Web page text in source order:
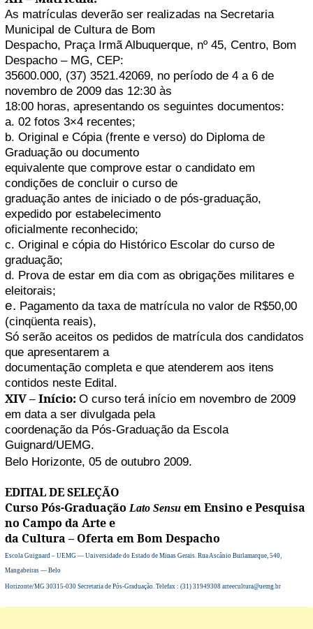
As matrículas deverão ser realizadas na Secretaria
Municipal de Cultura de Bom
Despacho, Praça Irmã Albuquerque, nº 45, Centro, Bom
Despacho – MG, CEP:
35600.000, (37) 3521.42069, no período de 4 a 6 de
novembro de 2009 das 12:30 às
18:00 horas, apresentando os seguintes documentos:
a. 02 fotos 3×4 recentes;
b. Original e Cópia (frente e verso) do Diploma de
Graduação ou documento
equivalente que comprove estar o candidato em
condições de concluir o curso de
graduação antes de iniciado o de pós-graduação,
expedido por estabelecimento
oficialmente reconhecido;
c. Original e cópia do Histórico Escolar do curso de
graduação;
d. Prova de estar em dia com as obrigações militares e
eleitorais;
e. Pagamento da taxa de matrícula no valor de R$50,00
(cinqüenta reais),
Só serão aceitos os pedidos de matrícula dos candidatos
que apresentarem a
documentação completa e que atenderem aos itens
contidos neste Edital.
XIV – Início: O curso terá início em novembro de 2009
em data a ser divulgada pela
coordenação da Pós-Graduação da Escola
Guignard/UEMG.
Belo Horizonte, 05 de outubro 2009.
EDITAL DE SELEÇÃO
Curso Pós-Graduação Lato Sensu em Ensino e Pesquisa
no Campo da Arte e
da Cultura – Oferta em Bom Despacho
Escola Guignard – UEMG — Universidade do Estado de Minas Gerais. Rua Ascânio Burlamarque, 540,
Mangabeiras — Belo
Horizonte/MG 30315-030 Secretaria de Pós-Graduação. Telefax : (31) 31949308 arteecultura@uemg.br